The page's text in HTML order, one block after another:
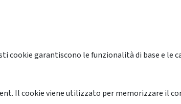
garantiscono le funzionalità di base e le
Il cookie viene utilizzato per memorizzare il